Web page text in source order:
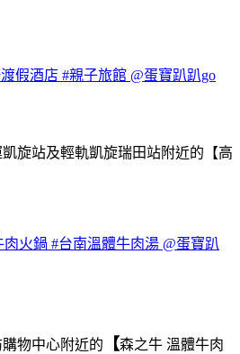
假酒店 #親子旅館 @蛋寶趴趴go
旋站及輕軌凱旋瑞田站附近的【高
火鍋 #台南溫體牛肉湯 @蛋寶趴
物中心附近的 【森之牛 溫體牛肉